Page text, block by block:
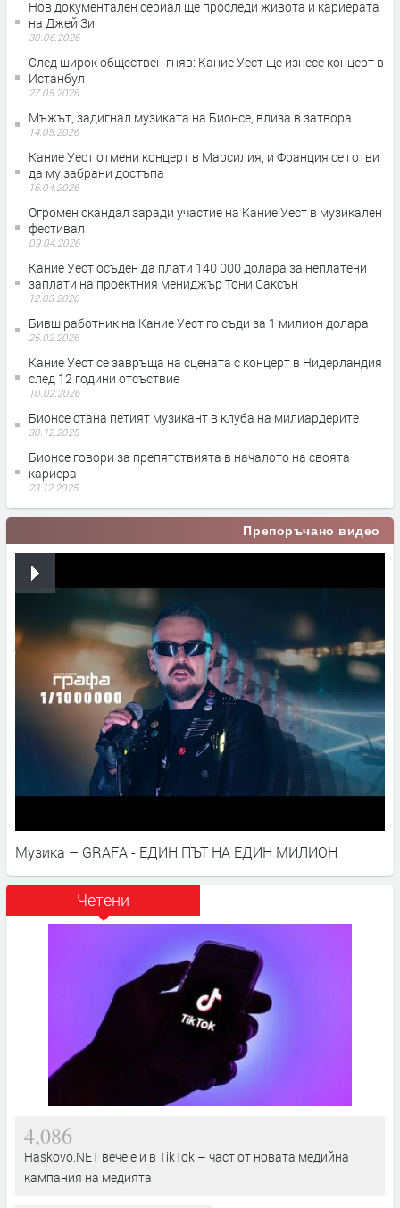
Нов документален сериал ще проследи живота и кариерата
на Джей Зи
30.06.2026
След широк обществен гняв: Кание Уест ще изнесе концерт в
Истанбул
27.05.2026
Мъжът, задигнал музиката на Бионсе, влиза в затвора
14.05.2026
Кание Уест отмени концерт в Марсилия, и Франция се готви
да му забрани достъпа
16.04.2026
Огромен скандал заради участие на Кание Уест в музикален
фестивал
09.04.2026
Кание Уест осъден да плати 140 000 долара за неплатени
заплати на проектния мениджър Тони Саксън
12.03.2026
Бивш работник на Кание Уест го съди за 1 милион долара
25.02.2026
Кание Уест се завръща на сцената с концерт в Нидерландия
след 12 години отсъствие
10.02.2026
Бионсе стана петият музикант в клуба на милиардерите
30.12.2025
Бионсе говори за препятствията в началото на своята
кариера
23.12.2025
Препоръчано видео
Музика – GRAFA - ЕДИН ПЪТ НА ЕДИН МИЛИОН
Четени
4,086
Haskovo.NET вече е и в TikTok – част от новата медийна
кампания на медията